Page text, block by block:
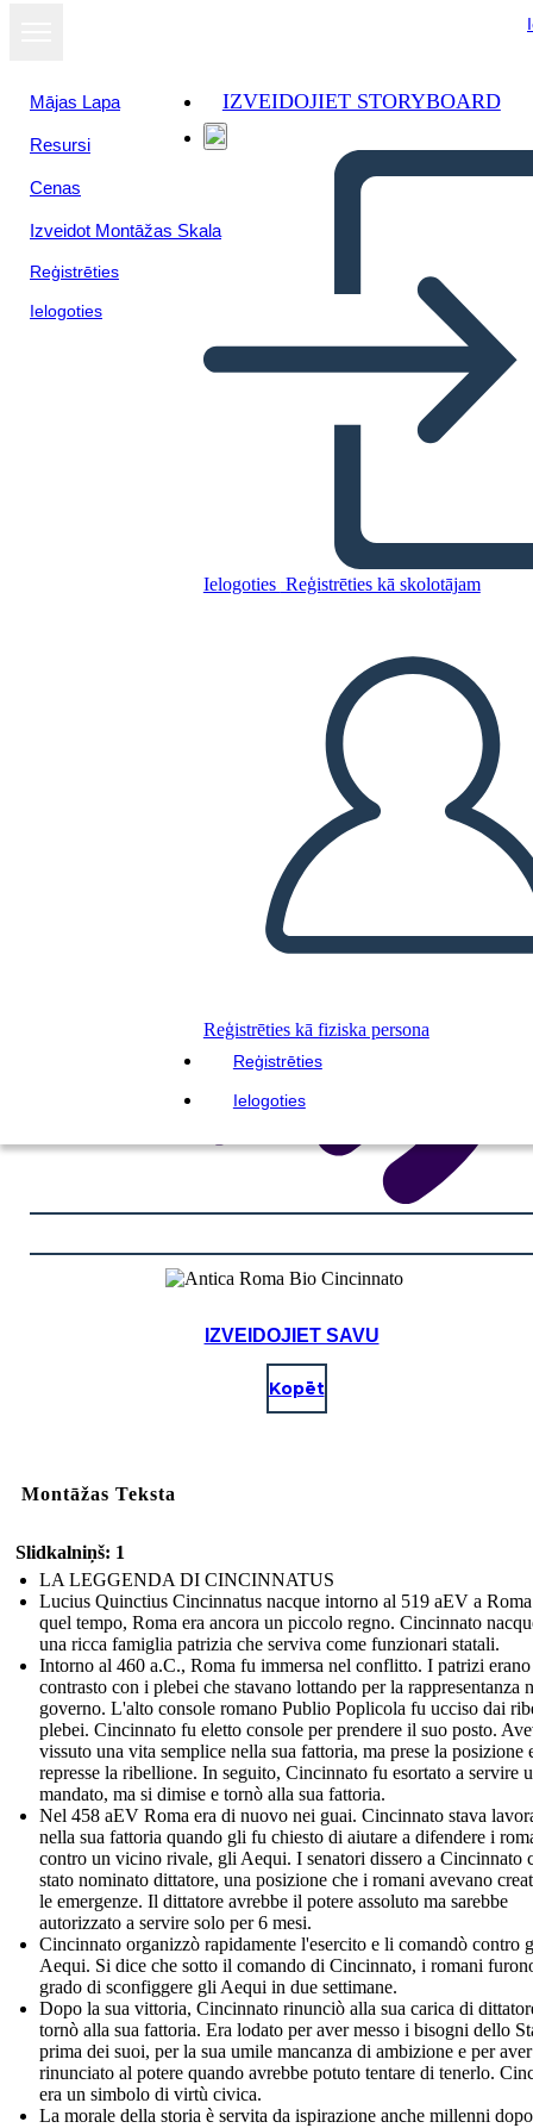
Mājas Lapa
Resursi
Cenas
Izveidot Montāžas Skala
Reģistrēties
Ielogoties
IZVEIDOJIET STORYBOARD
Ielogoties Reģistrēties kā skolotājam
Reģistrēties kā fiziska persona
Reģistrēties
Ielogoties
Kopējiet šo stāstu tabulu
ATSKAŅOT SLAIDRĀDI
IZLASI MAN
IZVEIDOJIET SAVU
Kopēt
Montāžas Teksta
Slidkalniņš: 1
LA LEGGENDA DI CINCINNATUS
Lucius Quinctius Cincinnatus nacque intorno al 519 aEV a
quel tempo, Roma era ancora un piccolo regno. Cincinnato
una ricca famiglia patrizia che serviva come funzionari statali.
Intorno al 460 a.C., Roma fu immersa nel conflitto. I patrizi
contrasto con i plebei che stavano lottando per la rappresentanza
governo. L'alto console romano Publio Poplicola fu ucciso dai
plebei. Cincinnato fu eletto console per prendere il suo posto.
vissuto una vita semplice nella sua fattoria, ma prese la posizione
represse la ribellione. In seguito, Cincinnato fu esortato a servire
mandato, ma si dimise e tornò alla sua fattoria.
Nel 458 aEV Roma era di nuovo nei guai. Cincinnato stava
nella sua fattoria quando gli fu chiesto di aiutare a difendere i
contro un vicino rivale, gli Aequi. I senatori dissero a Cincinnato
stato nominato dittatore, una posizione che i romani avevano
le emergenze. Il dittatore avrebbe il potere assoluto ma sarebbe
autorizzato a servire solo per 6 mesi.
Cincinnato organizzò rapidamente l'esercito e li comandò contro
Aequi. Si dice che sotto il comando di Cincinnato, i romani
grado di sconfiggere gli Aequi in due settimane.
Dopo la sua vittoria, Cincinnato rinunciò alla sua carica di
tornò alla sua fattoria. Era lodato per aver messo i bisogni dello
prima dei suoi, per la sua umile mancanza di ambizione e per aver
rinunciato al potere quando avrebbe potuto tentare di tenerlo.
era un simbolo di virtù civica.
La morale della storia è servita da ispirazione anche millenni